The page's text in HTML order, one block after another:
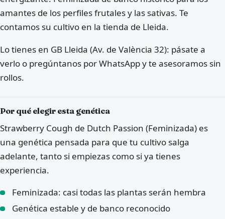
amantes de los perfiles frutales y las sativas. Te
contamos su cultivo en la tienda de Lleida.
Lo tienes en GB Lleida (Av. de València 32): pásate a
verlo o pregúntanos por WhatsApp y te asesoramos sin
rollos.
Por qué elegir esta genética
Strawberry Cough de Dutch Passion (Feminizada) es
una genética pensada para que tu cultivo salga
adelante, tanto si empiezas como si ya tienes
experiencia.
Feminizada: casi todas las plantas serán hembra
Genética estable y de banco reconocido